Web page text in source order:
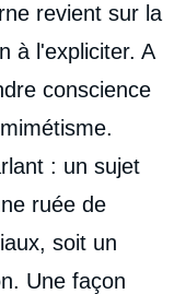
revient sur la
à l'expliciter. A
conscience
: un sujet
ruée de
soit un
Une façon